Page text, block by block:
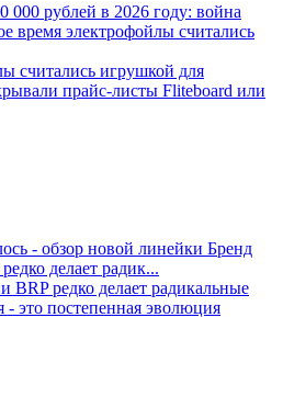
рублей в 2026 году: война
время электрофойлы считались
считались игрушкой для
прайс-листы Fliteboard или
- обзор новой линейки Бренд
делает радик...
BRP редко делает радикальные
это постепенная эволюция